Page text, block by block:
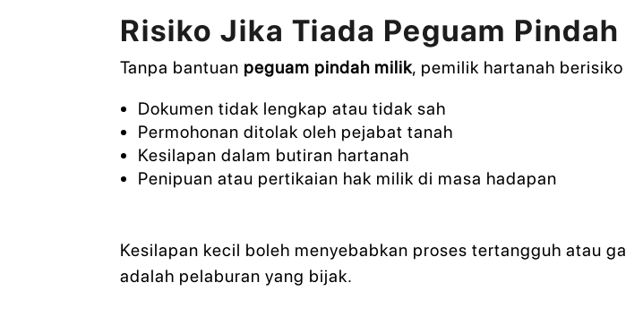
Risiko Jika Tiada Peguam
Tanpa bantuan peguam pindah milik, pemilik hartanah
Dokumen tidak lengkap atau tidak sah
Permohonan ditolak oleh pejabat tanah
Kesilapan dalam butiran hartanah
Penipuan atau pertikaian hak milik di masa hadapan
Kesilapan kecil boleh menyebabkan proses tertangguh atau
adalah pelaburan yang bijak.